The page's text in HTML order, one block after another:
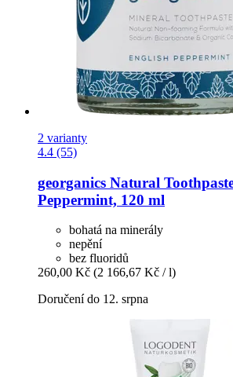
2 varianty
4.4 (55)
georganics Natural
Peppermint, 120 ml
bohatá na minerály
nepění
bez fluoridů
260,00 Kč (2 166,67 Kč / l)
Doručení do 12. srpna